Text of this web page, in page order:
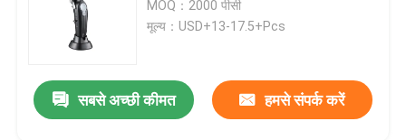
बॉडी ट्रिमर
MOQ：2000 पीसी
मूल्य：USD+13-17.5+Pcs
सबसे अच्छी कीमत हमसे संपर्क करें